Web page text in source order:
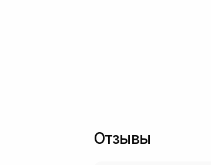
Отзывы